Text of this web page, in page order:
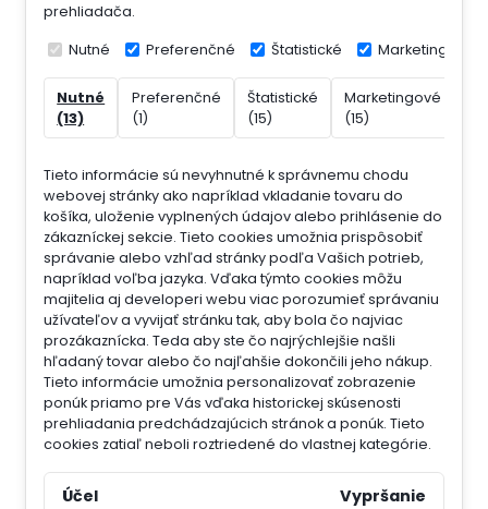
prehliadača.
Nutné Preferenčné Štatistické Marketingové
Nutné
(13)
Preferenčné
(1)
Štatistické
(15)
Marketingové
(15)
Tieto informácie sú nevyhnutné k správnemu chodu
webovej stránky ako napríklad vkladanie tovaru do
košíka, uloženie vyplnených údajov alebo prihlásenie do
zákazníckej sekcie. Tieto cookies umožnia prispôsobiť
správanie alebo vzhľad stránky podľa Vašich potrieb,
napríklad voľba jazyka. Vďaka týmto cookies môžu
majitelia aj developeri webu viac porozumieť správaniu
užívateľov a vyvijať stránku tak, aby bola čo najviac
prozákaznícka. Teda aby ste čo najrýchlejšie našli
hľadaný tovar alebo čo najľahšie dokončili jeho nákup.
Tieto informácie umožnia personalizovať zobrazenie
ponúk priamo pre Vás vďaka historickej skúsenosti
prehliadania predchádzajúcich stránok a ponúk. Tieto
cookies zatiaľ neboli roztriedené do vlastnej kategórie.
Účel Vypršanie